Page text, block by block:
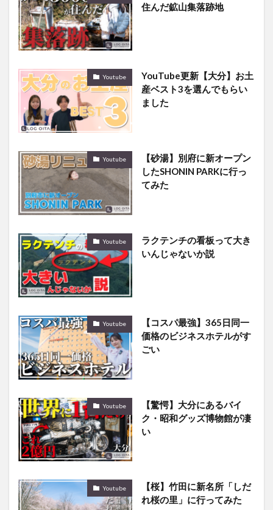
住んだ鉱山集落跡地
Youtube
YouTube更新【大分】お土
産ベスト3を選んでもらい
ました
Youtube
【砂湯】別府に新オープン
したSHONIN PARKに行っ
てみた
Youtube
ラクテンチの看板って大き
いんじゃないか説
Youtube
【コスパ最強】365日同一
価格のビジネスホテルがす
ごい
Youtube
【驚愕】大分にあるバイ
ク・昭和グッズ博物館が凄
い
Youtube
【桜】竹田に新名所「しだ
れ桜の里」に行ってみた